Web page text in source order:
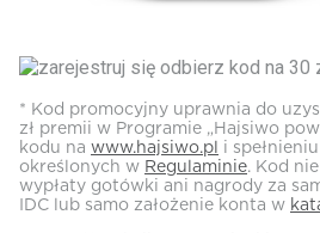
* Kod promocyjny uprawnia do
zł premii w Programie „Hajsiwo
kodu na www.hajsiwo.pl i
określonych w Regulaminie. Kod
wypłaty gotówki ani nagrody za
IDC lub samo założenie konta w